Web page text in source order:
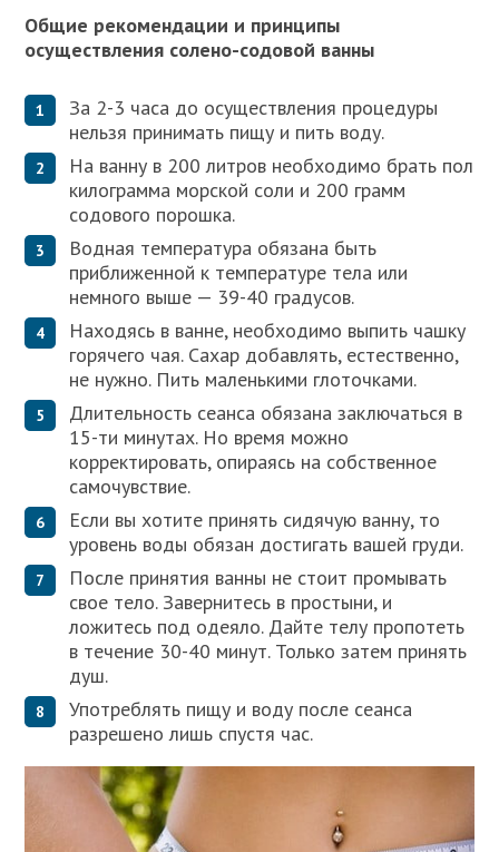
Общие рекомендации и принципы
осуществления солено-содовой ванны
За 2-3 часа до осуществления процедуры
нельзя принимать пищу и пить воду.
На ванну в 200 литров необходимо брать пол
килограмма морской соли и 200 грамм
содового порошка.
Водная температура обязана быть
приближенной к температуре тела или
немного выше — 39-40 градусов.
Находясь в ванне, необходимо выпить чашку
горячего чая. Сахар добавлять, естественно,
не нужно. Пить маленькими глоточками.
Длительность сеанса обязана заключаться в
15-ти минутах. Но время можно
корректировать, опираясь на собственное
самочувствие.
Если вы хотите принять сидячую ванну, то
уровень воды обязан достигать вашей груди.
После принятия ванны не стоит промывать
свое тело. Завернитесь в простыни, и
ложитесь под одеяло. Дайте телу пропотеть
в течение 30-40 минут. Только затем принять
душ.
Употреблять пищу и воду после сеанса
разрешено лишь спустя час.